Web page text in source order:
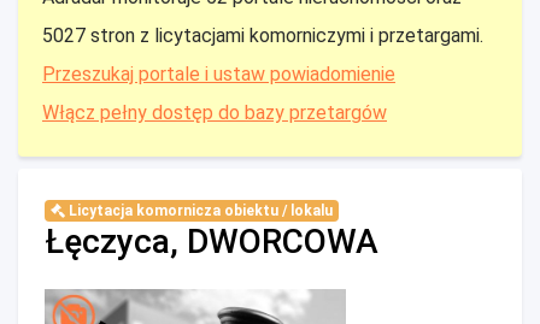
5027 stron z licytacjami komorniczymi i przetargami.
Przeszukaj portale i ustaw powiadomienie
Włącz pełny dostęp do bazy przetargów
Licytacja komornicza obiektu / lokalu
Łęczyca, DWORCOWA